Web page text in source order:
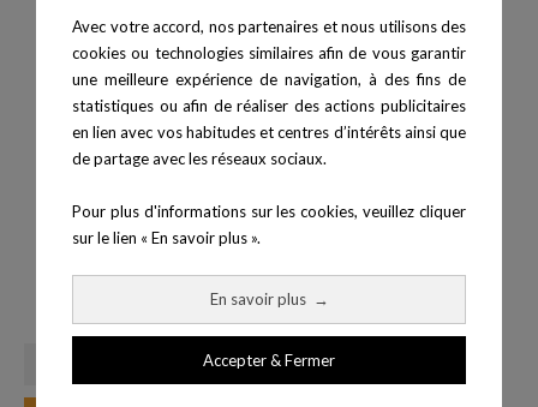
Avec votre accord, nos partenaires et nous utilisons des
cookies ou technologies similaires afin de vous garantir
une meilleure expérience de navigation, à des fins de
statistiques ou afin de réaliser des actions publicitaires
en lien avec vos habitudes et centres d’intérêts ainsi que
de partage avec les réseaux sociaux.
Pour plus d'informations sur les cookies, veuillez cliquer
sur le lien « En savoir plus ».
En savoir plus →
Accepter & Fermer
Structure fonctionnelle C2
Prix
2 539,00 €
Gamme XROQ - Power Rack
Jammer